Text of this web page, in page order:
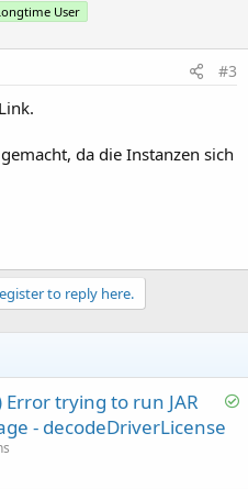
User
#3
da die Instanzen sich
to reply here.
S
Error trying to run JAR
- decodeDriverLicense